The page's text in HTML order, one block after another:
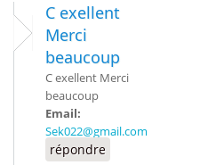
C exellent
Merci
beaucoup
C exellent Merci
beaucoup
Email:
Sek022@gmail.com
répondre